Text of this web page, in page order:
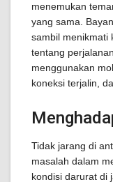
menemukan
yang sama.
sambil menikmati
tentang
menggunakan
koneksi terjalin,
Tidak jarang di
masalah dalam
kondisi darurat di